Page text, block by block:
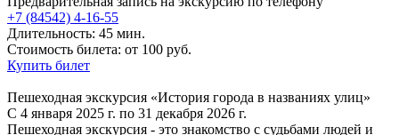
+7 (84542) 4-16-55
Длительность: 45 мин.
Стоимость билета: от 100 руб.
Купить билет
Пешеходная экскурсия «История города в названиях улиц»
С 4 января 2025 г. по 31 декабря 2026 г.
Пешеходная экскурсия - это знакомство с судьбами людей и